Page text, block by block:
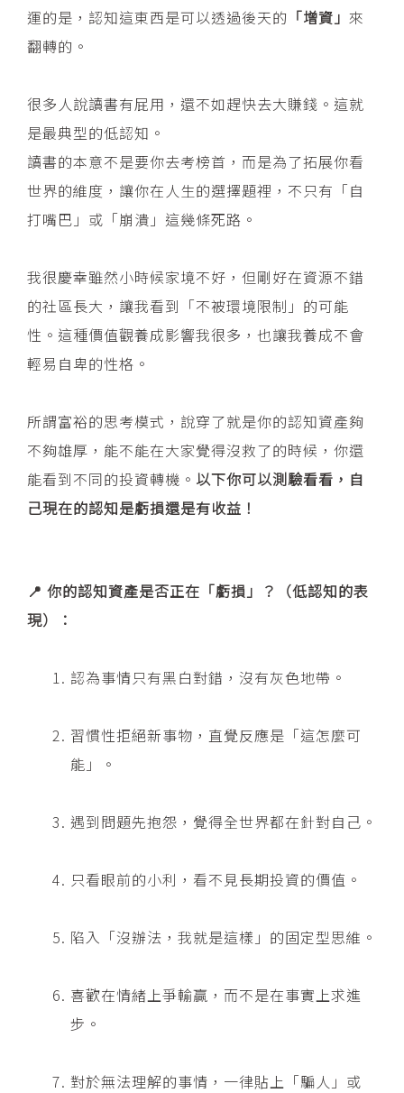
運的是，認知這東西是可以透過後天的 「增資」 來
翻轉的。
很多人說讀書有屁用，還不如趕快去大賺錢。這就
是最典型的低認知。
讀書的本意不是要你去考榜首，而是為了拓展你看
世界的維度，讓你在人生的選擇題裡，不只有「自
打嘴巴」或「崩潰」這幾條死路。
我很慶幸雖然小時候家境不好，但剛好在資源不錯
的社區長大，讓我看到「不被環境限制」的可能
性。這種價值觀養成影響我很多，也讓我養成不會
輕易自卑的性格。
所謂富裕的思考模式，說穿了就是你的認知資產夠
不夠雄厚，能不能在大家覺得沒救了的時候，你還
能看到不同的投資轉機。 以下你可以測驗看看，自
己現在的認知是虧損還是有收益！
📍 你的認知資產是否正在「虧損」？（低認知的表
現）：
認為事情只有黑白對錯，沒有灰色地帶。
習慣性拒絕新事物，直覺反應是「這怎麼可
能」。
遇到問題先抱怨，覺得全世界都在針對自己。
只看眼前的小利，看不見長期投資的價值。
陷入「沒辦法，我就是這樣」的固定型思維。
喜歡在情緒上爭輸贏，而不是在事實上求進
步。
對於無法理解的事情，一律貼上「騙人」或